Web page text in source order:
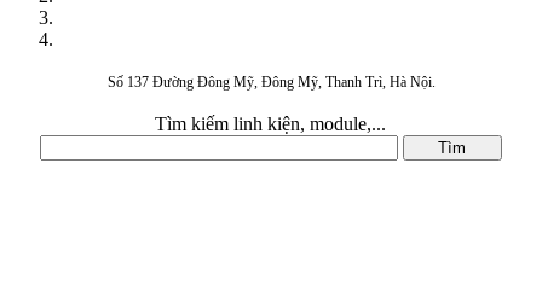
Số 137 Đường Đông Mỹ, Đông Mỹ, Thanh Trì, Hà Nội.
Tìm kiếm linh kiện, module,...